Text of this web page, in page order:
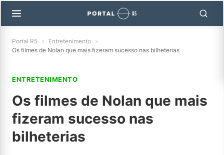
Portal R5 » Entretenimento »
Os filmes de Nolan que mais fizeram sucesso nas bilheterias
ENTRETENIMENTO
Os filmes de Nolan que mais
fizeram sucesso nas
bilheterias